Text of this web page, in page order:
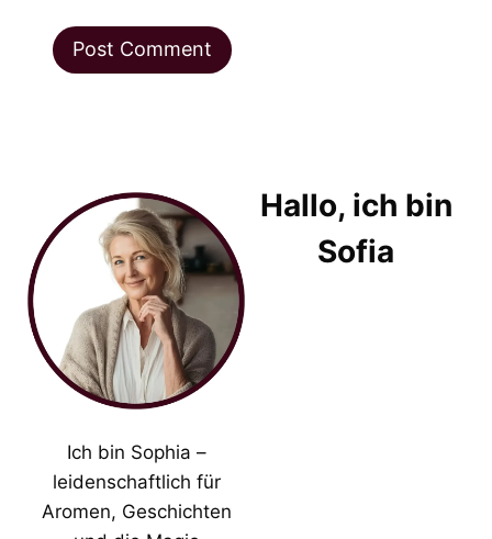
Hallo, ich bin
Sofia
Ich bin Sophia –
leidenschaftlich für
Aromen, Geschichten